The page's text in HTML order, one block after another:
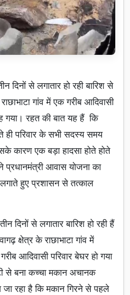
दिनों से लगातार हो रही बारिश से
गांव में एक गरीब आदिवासी
गया। रहत की बात यह हैं कि
परिवार के सभी सदस्य समय
कारण एक बड़ा हादसा होते होते
प्रधानमंत्री आवास योजना का
हुए प्रशासन से तत्काल
दिनों से लगातार बारिश हो रही हैं
क्षेत्र के राछाभाटा गांव में
आदिवासी परिवार बेघर हो गया
से बना कच्चा मकान अचानक
जा रहा है कि मकान गिरने से पहले